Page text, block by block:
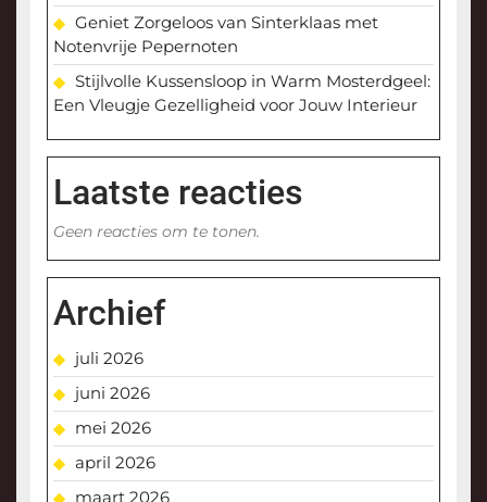
Geniet Zorgeloos van Sinterklaas met
Notenvrije Pepernoten
Stijlvolle Kussensloop in Warm Mosterdgeel:
Een Vleugje Gezelligheid voor Jouw Interieur
Laatste reacties
Geen reacties om te tonen.
Archief
juli 2026
juni 2026
mei 2026
april 2026
maart 2026